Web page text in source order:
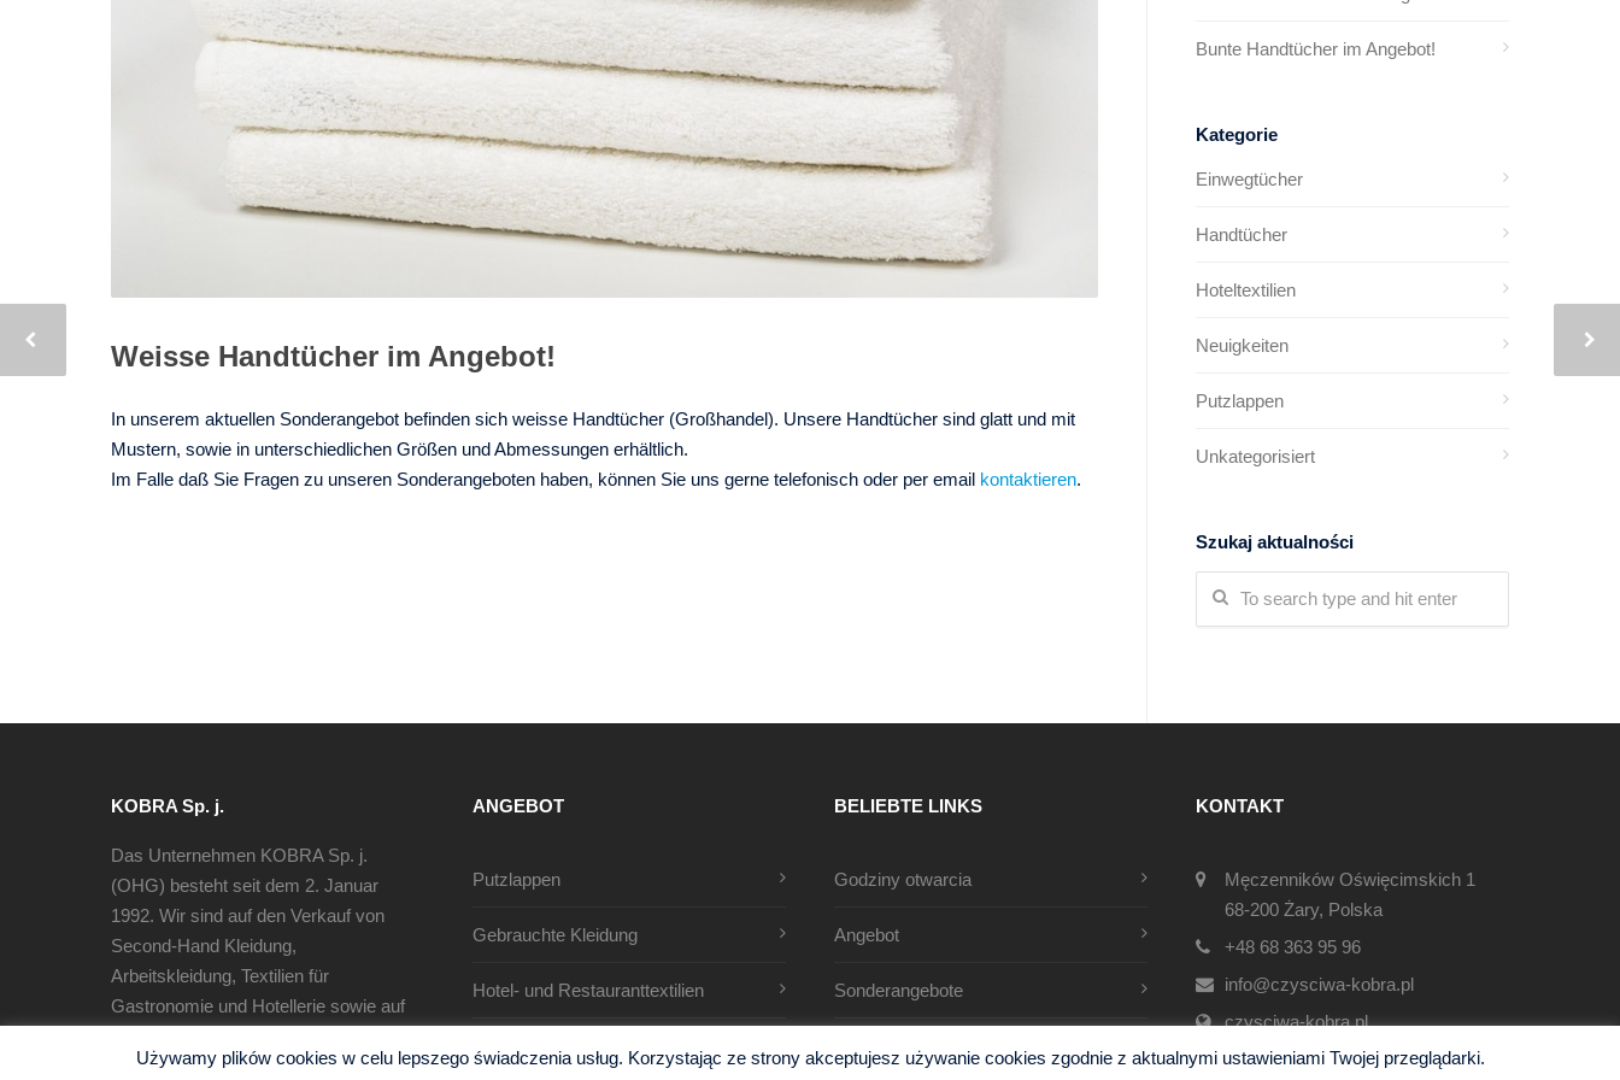
Weisse Handtücher im Angebot!
In unserem aktuellen Sonderangebot befinden sich weisse Handtücher (Großhandel). Unsere Handtücher sind glatt und mit
Mustern, sowie in unterschiedlichen Größen und Abmessungen erhältlich.
Im Falle daß Sie Fragen zu unseren Sonderangeboten haben, können Sie uns gerne telefonisch oder per email kontaktieren.
Bunte Handtücher im Angebot!
Kategorie
Einwegtücher
Handtücher
Hoteltextilien
Neuigkeiten
Putzlappen
Unkategorisiert
Szukaj aktualności
KOBRA Sp. j.
Das Unternehmen KOBRA Sp. j.
(OHG) besteht seit dem 2. Januar
1992. Wir sind auf den Verkauf von
Second-Hand Kleidung,
Arbeitskleidung, Textilien für
Gastronomie und Hotellerie sowie auf
Wischtücher spezialisiert.
ANGEBOT
Putzlappen
Gebrauchte Kleidung
Hotel- und Restauranttextilien
BELIEBTE LINKS
Godziny otwarcia
Angebot
Sonderangebote
KONTAKT
Męczenników Oświęcimskich 1
68-200 Żary, Polska
+48 68 363 95 96
info@czysciwa-kobra.pl
czysciwa-kobra.pl
Używamy plików cookies w celu lepszego świadczenia usług. Korzystając ze strony akceptujesz używanie cookies zgodnie z aktualnymi ustawieniami Twojej przeglądarki.